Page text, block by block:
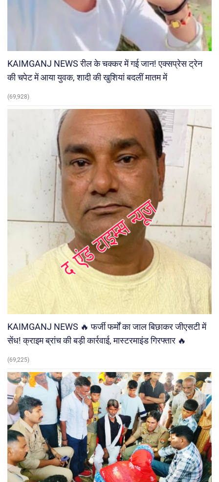
KAIMGANJ NEWS रील के चक्कर में गई जान! एक्सप्रेस ट्रेन
की चपेट में आया युवक, शादी की खुशियां बदलीं मातम में
(69,928)
KAIMGANJ NEWS 🔥 फर्जी फर्मों का जाल बिछाकर जीएसटी में
सेंध! क्राइम ब्रांच की बड़ी कार्रवाई, मास्टरमाइंड गिरफ्तार 🔥
(69,225)